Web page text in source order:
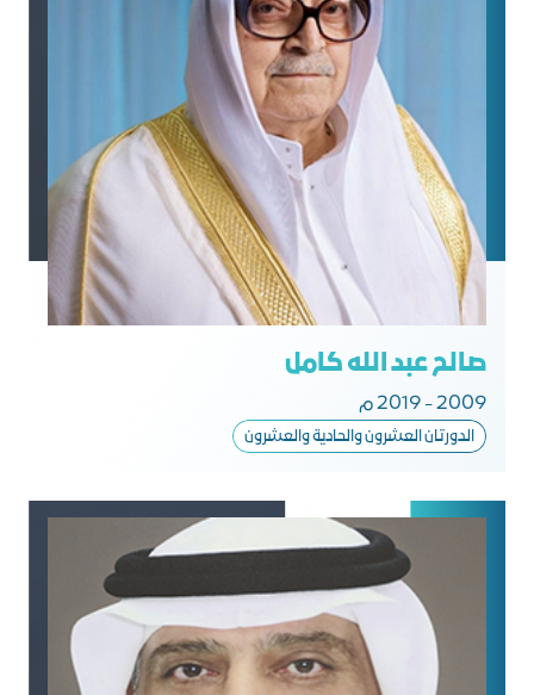
صالح عبد الله كامل
2009 - 2019 م
الدورتان العشرون والحادية والعشرون